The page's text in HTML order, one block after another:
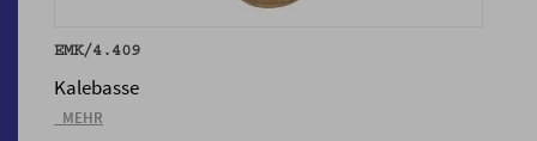
EMK/4.409
Kalebasse
_MEHR